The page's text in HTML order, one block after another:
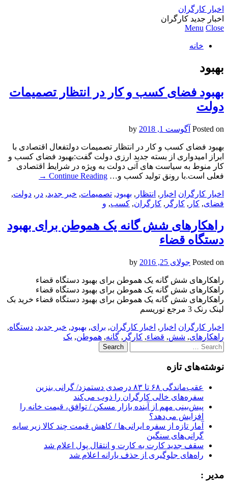
اخبار کارگران
اخبار جدید کارگران
Menu Close
خانه
بهبود
بهبود فضای کسب و کار در انتظار تصمیمات
دولت
Posted on آگوست 1, 2018
بهبود فضای کسب و کار در انتظار تصمیمات دولتفعال اقتصادی با
ابراز امیدواری از بسته جدید ارزی دولت گفت:بهبود فضای کسب و
کار منوط به سیاست های آتی دولت به ویژه در شرایط اقتصادی
فعلی است.با رونق تولید کسب و… Continue Reading
→
اخبار کارگران اخبار , انتظار , بهبود, تصمیمات, خبر جدید, در , دولت,
فضای, کار , کارگر , کارگران, کسب, و
راهکارهای شش گانه یک هموطن برای بهبود
دستگاه قضاء
Posted on جولای 25, 2016
راهکارهای شش گانه یک هموطن برای بهبود دستگاه قضاء
راهکارهای شش گانه یک هموطن برای بهبود دستگاه قضاء
راهکارهای شش گانه یک هموطن برای بهبود دستگاه قضاء خرید بک
لینک رنک 3 مرجع توریسم
اخبار کارگران اخبار , اخبار کارگران, برای, بهبود, خبر جدید, دستگاه,
راهکارهای, شش, قضاء, کارگر , گانه, هموطن, یک
Search
for:
نوشته‌های تازه
عقب‌ماندگی ۶۸ تا ۸۳ درصدی دستمزد/ گرانی بنزین
سفره‌های خالی کارگران را ذوب می‌کند
پیش‌بینی مهم از آینده بازار مسکن / توافق، قیمت خانه را
افزایش می‌دهد؟
آمار تازه از سفره ایرانی‌ها / کاهش قیمت چند کالا زیر سایه
گرانی‌های سنگین
سقف جدید کارت به کارت و انتقال پول اعلام شد
راه‌های جلوگیری از حذف یارانه اعلام شد
مدیر :